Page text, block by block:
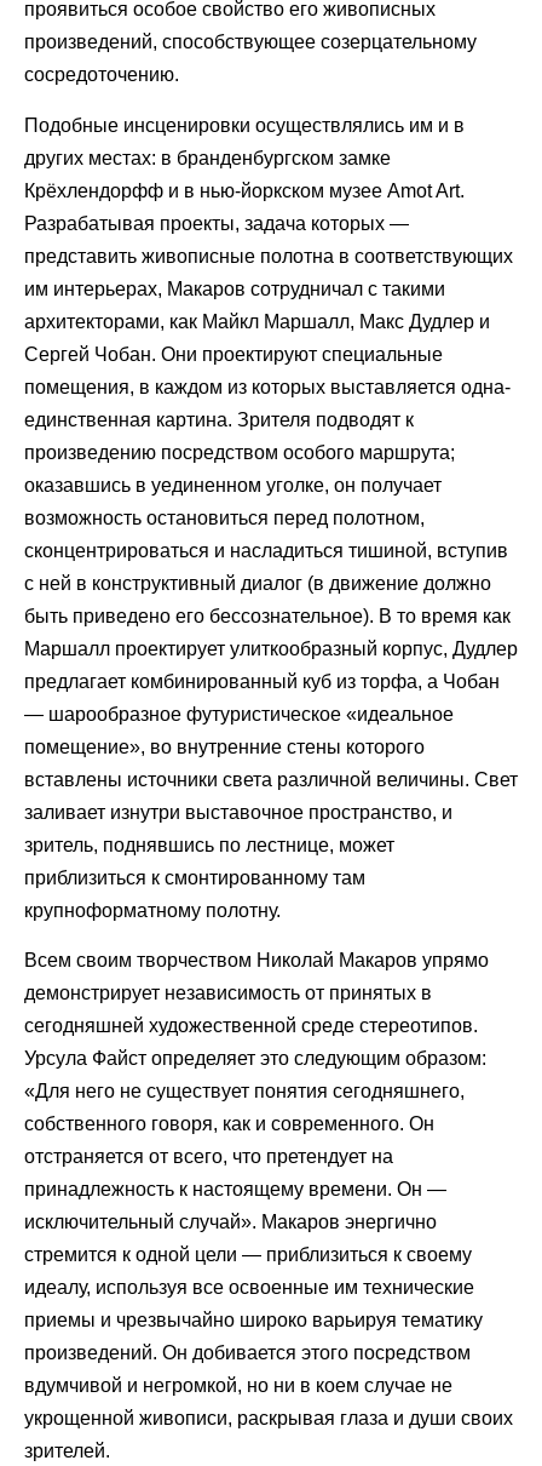
проявиться особое свойство его живописных
произведений, способствующее созерцательному
сосредоточению.
Подобные инсценировки осуществлялись им и в
других местах: в бранденбургском замке
Крёхлендорфф и в нью-йоркском музее Amot Art.
Разрабатывая проекты, задача которых —
представить живописные полотна в соответствующих
им интерьерах, Макаров сотрудничал с такими
архитекторами, как Майкл Маршалл, Макс Дудлер и
Сергей Чобан. Они проектируют специальные
помещения, в каждом из которых выставляется одна-
единственная картина. Зрителя подводят к
произведению посредством особого маршрута;
оказавшись в уединенном уголке, он получает
возможность остановиться перед полотном,
сконцентрироваться и насладиться тишиной, вступив
с ней в конструктивный диалог (в движение должно
быть приведено его бессознательное). В то время как
Маршалл проектирует улиткообразный корпус, Дудлер
предлагает комбинированный куб из торфа, а Чобан
— шарообразное футуристическое «идеальное
помещение», во внутренние стены которого
вставлены источники света различной величины. Свет
заливает изнутри выставочное пространство, и
зритель, поднявшись по лестнице, может
приблизиться к смонтированному там
крупноформатному полотну.
Всем своим творчеством Николай Макаров упрямо
демонстрирует независимость от принятых в
сегодняшней художественной среде стереотипов.
Урсула Файст определяет это следующим образом:
«Для него не существует понятия сегодняшнего,
собственного говоря, как и современного. Он
отстраняется от всего, что претендует на
принадлежность к настоящему времени. Он —
исключительный случай». Макаров энергично
стремится к одной цели — приблизиться к своему
идеалу, используя все освоенные им технические
приемы и чрезвычайно широко варьируя тематику
произведений. Он добивается этого посредством
вдумчивой и негромкой, но ни в коем случае не
укрощенной живописи, раскрывая глаза и души своих
зрителей.